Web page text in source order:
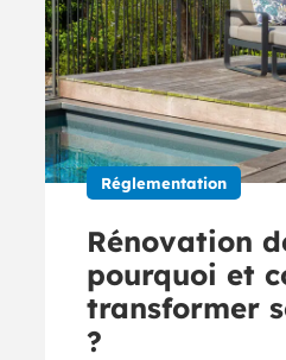
Réglementation
Rénovation
pourquoi et
transformer
?